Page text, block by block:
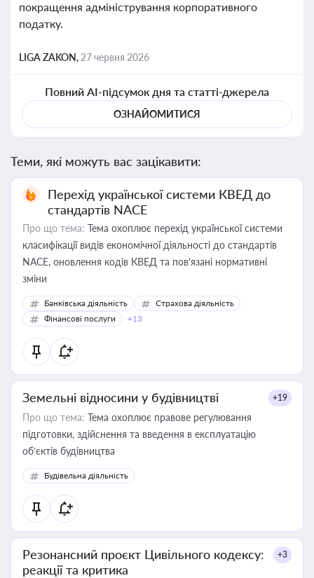
покращення адміністрування корпоративного
податку.
LIGA ZAKON, 27 червня 2026
Повний AI-підсумок дня та статті-джерела
ОЗНАЙОМИТИСЯ
Теми, які можуть вас зацікавити:
Перехід української системи КВЕД до
стандартів NACE
Про що тема: Тема охоплює перехід української системи
класифікації видів економічної діяльності до стандартів
NACE, оновлення кодів КВЕД та пов'язані нормативні
зміни
Банківська діяльність
Страхова діяльність
Фінансові послуги
+13
Земельні відносини у будівництві +19
Про що тема: Тема охоплює правове регулювання
підготовки, здійснення та введення в експлуатацію
об’єктів будівництва
Будівельна діяльність
Резонансний проєкт Цивільного кодексу:
реакції та критика
+3